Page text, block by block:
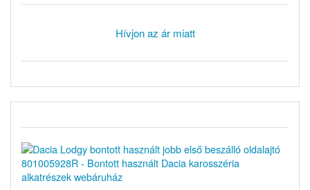
Hívjon az ár miatt